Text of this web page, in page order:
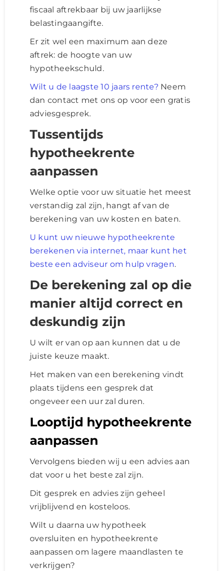
fiscaal aftrekbaar bij uw jaarlijkse
belastingaangifte.
Er zit wel een maximum aan deze
aftrek: de hoogte van uw
hypotheekschuld.
Wilt u de laagste 10 jaars rente? Neem
dan contact met ons op voor een gratis
adviesgesprek.
Tussentijds
hypotheekrente
aanpassen
Welke optie voor uw situatie het meest
verstandig zal zijn, hangt af van de
berekening van uw kosten en baten.
U kunt uw nieuwe hypotheekrente
berekenen via internet, maar kunt het
beste een adviseur om hulp vragen.
De berekening zal op die
manier altijd correct en
deskundig zijn
U wilt er van op aan kunnen dat u de
juiste keuze maakt.
Het maken van een berekening vindt
plaats tijdens een gesprek dat
ongeveer een uur zal duren.
Looptijd hypotheekrente
aanpassen
Vervolgens bieden wij u een advies aan
dat voor u het beste zal zijn.
Dit gesprek en advies zijn geheel
vrijblijvend en kosteloos.
Wilt u daarna uw hypotheek
oversluiten en hypotheekrente
aanpassen om lagere maandlasten te
verkrijgen?